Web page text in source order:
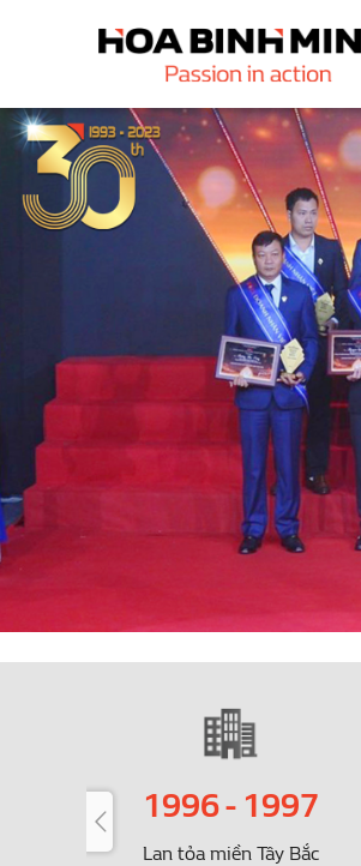
1996 - 1997
Lan tỏa miền Tây Bắc